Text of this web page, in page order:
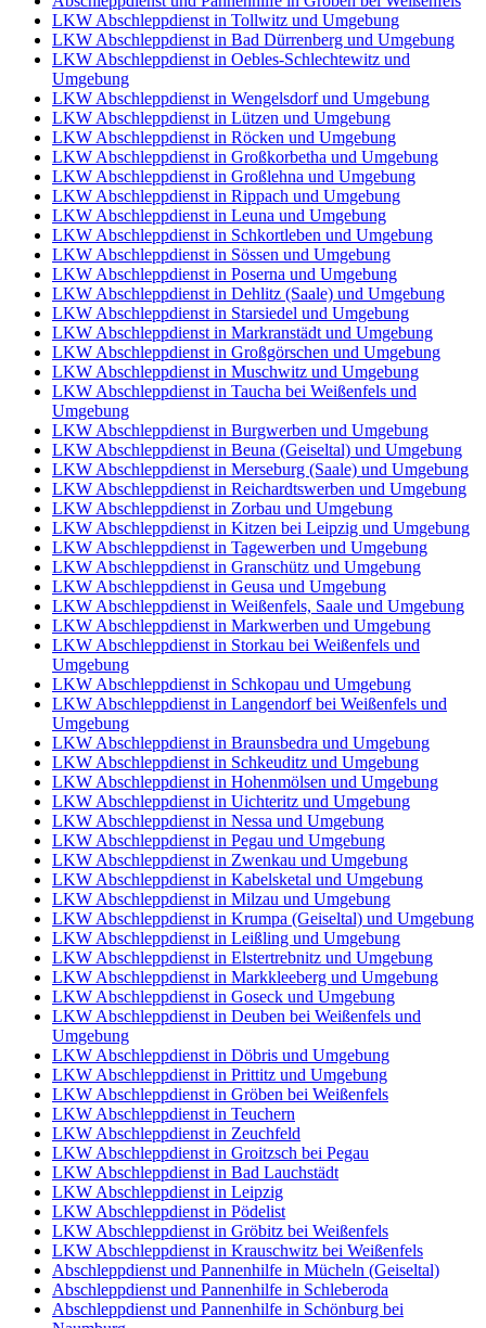
LKW Abschleppdienst in Tollwitz und Umgebung
LKW Abschleppdienst in Bad Dürrenberg und Umgebung
LKW Abschleppdienst in Oebles-Schlechtewitz und
Umgebung
LKW Abschleppdienst in Wengelsdorf und Umgebung
LKW Abschleppdienst in Lützen und Umgebung
LKW Abschleppdienst in Röcken und Umgebung
LKW Abschleppdienst in Großkorbetha und Umgebung
LKW Abschleppdienst in Großlehna und Umgebung
LKW Abschleppdienst in Rippach und Umgebung
LKW Abschleppdienst in Leuna und Umgebung
LKW Abschleppdienst in Schkortleben und Umgebung
LKW Abschleppdienst in Sössen und Umgebung
LKW Abschleppdienst in Poserna und Umgebung
LKW Abschleppdienst in Dehlitz (Saale) und Umgebung
LKW Abschleppdienst in Starsiedel und Umgebung
LKW Abschleppdienst in Markranstädt und Umgebung
LKW Abschleppdienst in Großgörschen und Umgebung
LKW Abschleppdienst in Muschwitz und Umgebung
LKW Abschleppdienst in Taucha bei Weißenfels und
Umgebung
LKW Abschleppdienst in Burgwerben und Umgebung
LKW Abschleppdienst in Beuna (Geiseltal) und Umgebung
LKW Abschleppdienst in Merseburg (Saale) und Umgebung
LKW Abschleppdienst in Reichardtswerben und Umgebung
LKW Abschleppdienst in Zorbau und Umgebung
LKW Abschleppdienst in Kitzen bei Leipzig und Umgebung
LKW Abschleppdienst in Tagewerben und Umgebung
LKW Abschleppdienst in Granschütz und Umgebung
LKW Abschleppdienst in Geusa und Umgebung
LKW Abschleppdienst in Weißenfels, Saale und Umgebung
LKW Abschleppdienst in Markwerben und Umgebung
LKW Abschleppdienst in Storkau bei Weißenfels und
Umgebung
LKW Abschleppdienst in Schkopau und Umgebung
LKW Abschleppdienst in Langendorf bei Weißenfels und
Umgebung
LKW Abschleppdienst in Braunsbedra und Umgebung
LKW Abschleppdienst in Schkeuditz und Umgebung
LKW Abschleppdienst in Hohenmölsen und Umgebung
LKW Abschleppdienst in Uichteritz und Umgebung
LKW Abschleppdienst in Nessa und Umgebung
LKW Abschleppdienst in Pegau und Umgebung
LKW Abschleppdienst in Zwenkau und Umgebung
LKW Abschleppdienst in Kabelsketal und Umgebung
LKW Abschleppdienst in Milzau und Umgebung
LKW Abschleppdienst in Krumpa (Geiseltal) und Umgebung
LKW Abschleppdienst in Leißling und Umgebung
LKW Abschleppdienst in Elstertrebnitz und Umgebung
LKW Abschleppdienst in Markkleeberg und Umgebung
LKW Abschleppdienst in Goseck und Umgebung
LKW Abschleppdienst in Deuben bei Weißenfels und
Umgebung
LKW Abschleppdienst in Döbris und Umgebung
LKW Abschleppdienst in Prittitz und Umgebung
LKW Abschleppdienst in Gröben bei Weißenfels
LKW Abschleppdienst in Teuchern
LKW Abschleppdienst in Zeuchfeld
LKW Abschleppdienst in Groitzsch bei Pegau
LKW Abschleppdienst in Bad Lauchstädt
LKW Abschleppdienst in Leipzig
LKW Abschleppdienst in Pödelist
LKW Abschleppdienst in Gröbitz bei Weißenfels
LKW Abschleppdienst in Krauschwitz bei Weißenfels
Abschleppdienst und Pannenhilfe in Mücheln (Geiseltal)
Abschleppdienst und Pannenhilfe in Schleberoda
Abschleppdienst und Pannenhilfe in Schönburg bei